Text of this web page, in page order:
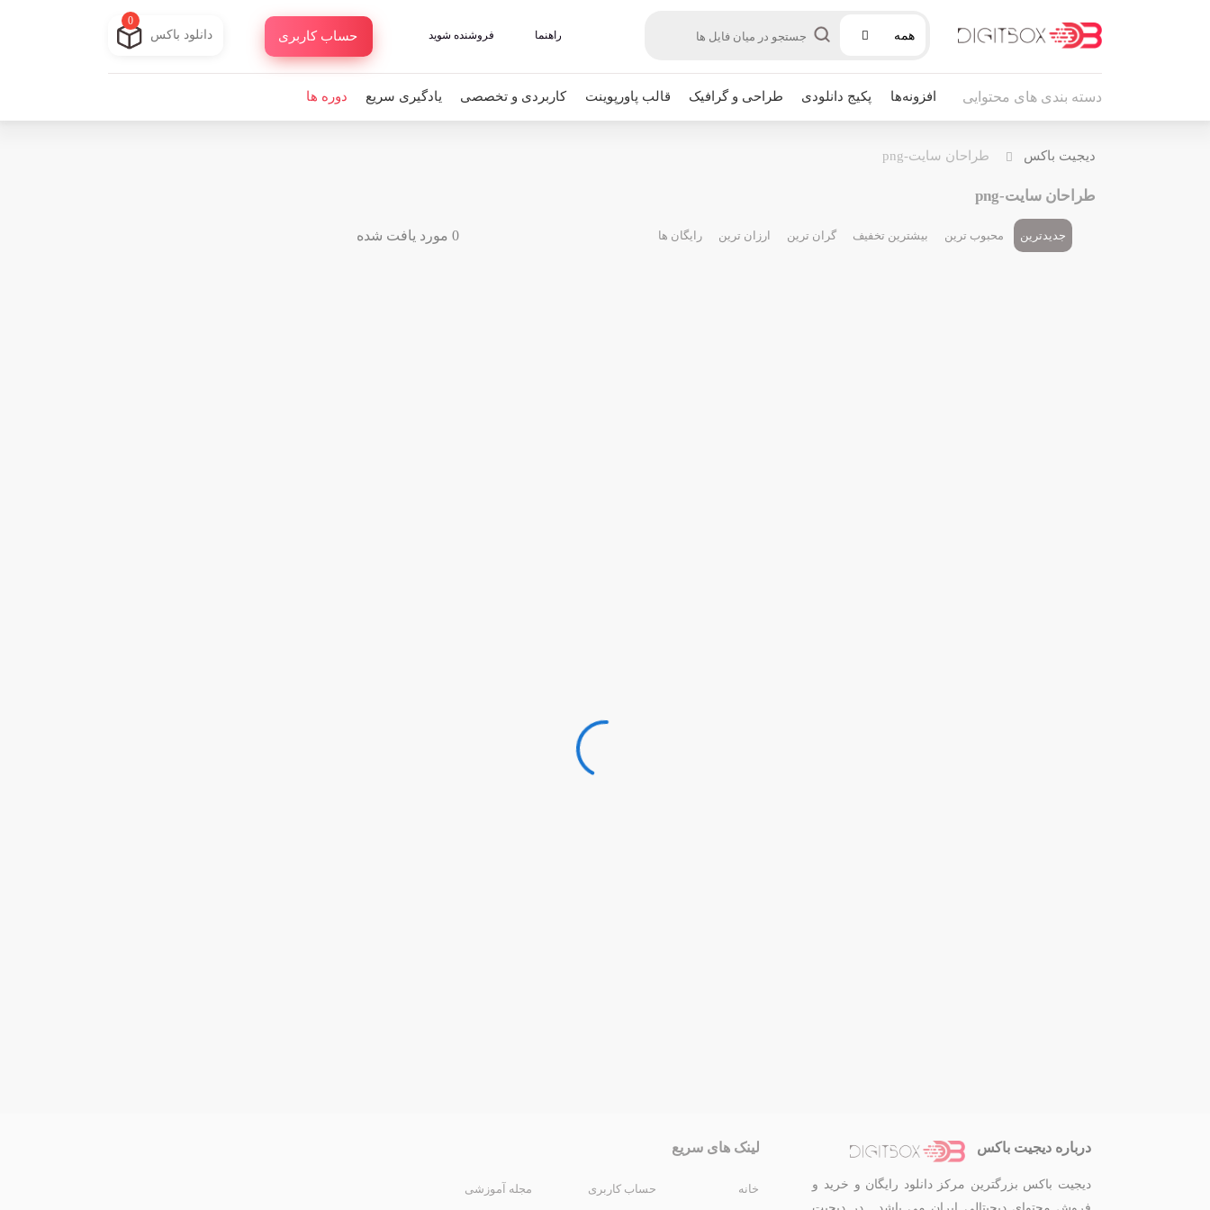
همه راهنما فروشنده شوید حساب کاربری دانلود باکس
0
دسته بندی های محتوایی افزونه‌ها پکیج دانلودی طراحی و گرافیک قالب پاورپوینت کاربردی و تخصصی یادگیری سریع دوره ها
دیجیت باکس طراحان سایت-png
طراحان سایت-png
جدیدترین محبوب ترین بیشترین تخفیف گران ترین ارزان ترین رایگان ها 0 مورد یافت شده
درباره دیجیت باکس
دیجیت باکس بزرگترین مرکز دانلود رایگان و خرید و
لینک های سریع
خانه حساب کاربری مجله آموزشی